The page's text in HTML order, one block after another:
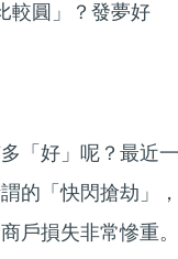
較圓」？發夢好
「好」呢？最近一
的「快閃搶劫」，
戶損失非常慘重。